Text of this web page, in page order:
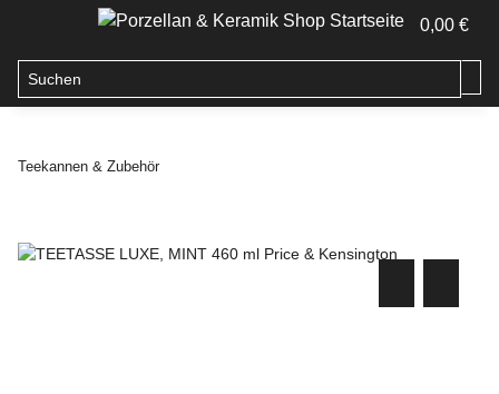
0,00 €
Teekannen & Zubehör